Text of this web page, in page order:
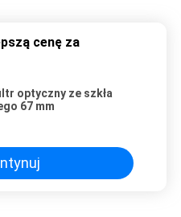
cenę za
optyczny ze szkła
67 mm